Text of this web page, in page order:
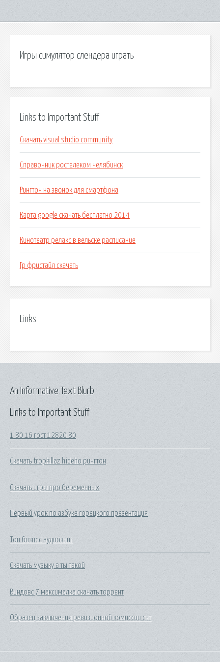
Игры симулятор слендера играть
Links to Important Stuff
Скачать visual studio community
Справочник ростелеком челябинск
Рингтон на звонок для смартфона
Карта google скачать бесплатно 2014
Кинотеатр релакс в вельске расписание
Гр фристайл скачать
Links
Links to Important Stuff
1 80 16 гост 12820 80
Скачать tropkillaz hideho рингтон
Скачать игры про беременных
Первый урок по азбуке горецкого презентация
Топ бизнес аудиокниг
Скачать музыку а ты такой
Виндовс 7 максималка скачать торрент
Образец заключения ревизионной комиссии снт
An Informative Text Blurb